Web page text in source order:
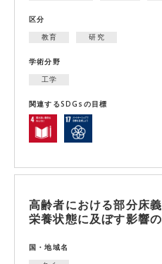
区分
教育
研究
学術分野
工学
関連するSDGsの目標
高齢者における部分床
栄養状態に及ぼす影響
国・地域名